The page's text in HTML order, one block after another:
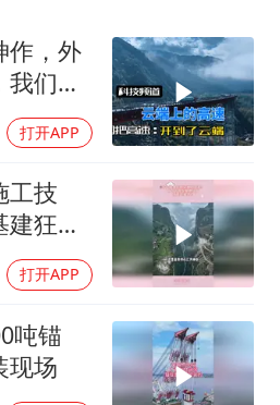
全体职工“应休尽休”的底气
曝张一鸣下死命令：不依赖AI蒸馏技术
国经济展现强大韧性和活力
作，外
们直
端！
打开APP
工技
建狂
打开APP
吨锚
现场